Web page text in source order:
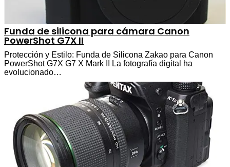
Funda de silicona para cámara Canon
PowerShot G7X II
Protección y Estilo: Funda de Silicona Zakao para Canon
PowerShot G7X G7 X Mark II La fotografía digital ha
evolucionado…